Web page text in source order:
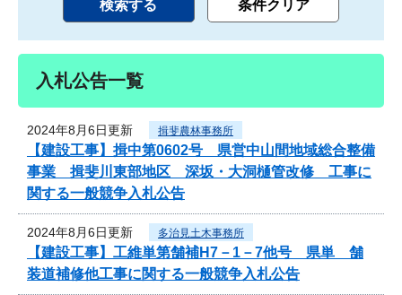
入札公告一覧
2024年8月6日更新 揖斐農林事務所
【建設工事】揖中第0602号 県営中山間地域総合整備
事業 揖斐川東部地区 深坂・大洞樋管改修 工事に
関する一般競争入札公告
2024年8月6日更新 多治見土木事務所
【建設工事】工維単第舗補H7－1－7他号 県単 舗
装道補修他工事に関する一般競争入札公告